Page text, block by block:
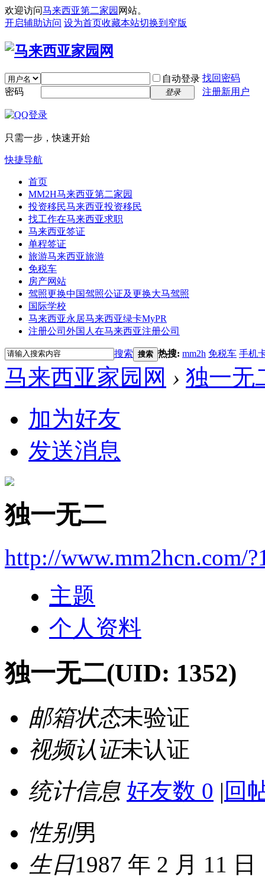
欢迎访问马来西亚第二家园 网站。
开启辅助访问 设为首页收藏本站切换到窄版
自动登录 找回密码
密码
登录 注册新用户
只需一步，快速开始
快捷导航
首页
MM2H马来西亚第二家园
投资移民马来西亚投资移民
找工作在马来西亚求职
马来西亚签证
单程签证
旅游马来西亚旅游
免税车
房产网站
驾照更换中国驾照公证及更换大马驾照
国际学校
马来西亚永居马来西亚绿卡MyPR
注册公司 外国人在马来西亚注册公司
搜索 搜索 热搜: mm2h 免税车 手机
马来西亚家园网 › 独一无
加为好友
发送消息
独一无二
http://www.mm2hcn.com/
主题
个人资料
独一无二(UID: 1352)
邮箱状态未验证
视频认证未认证
统计信息 好友数 0 | 回
性别男
生日1987 年 2 月 11 日